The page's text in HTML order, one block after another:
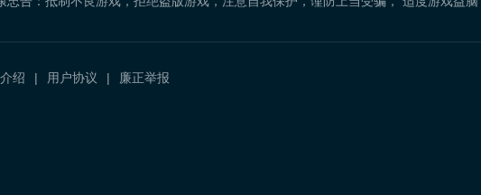
绍 用户协议 廉正举报